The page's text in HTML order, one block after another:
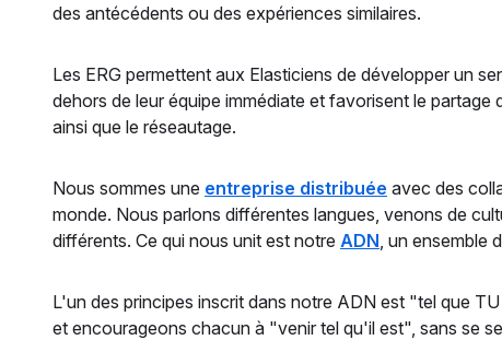
des antécédents ou des expériences similaires.
Les ERG permettent aux Elasticiens de développer un
dehors de leur équipe immédiate et favorisent le
ainsi que le réseautage.
Nous sommes une entreprise distribuée avec des
monde. Nous parlons différentes langues, venons de
différents. Ce qui nous unit est notre ADN , un
L'un des principes inscrit dans notre ADN est "tel que
et encourageons chacun à "venir tel qu'il est", sans se